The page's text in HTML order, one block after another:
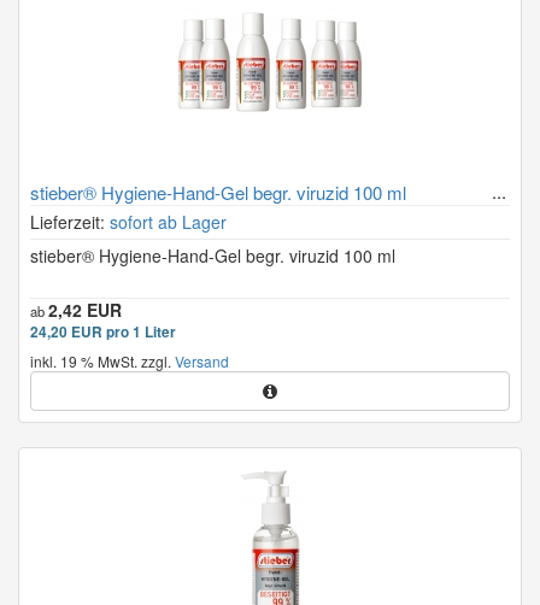
stieber® Hygiene-Hand-Gel begr. viruzid 100 ml
Lieferzeit: sofort ab Lager
stieber® Hygiene-Hand-Gel begr. viruzid 100 ml
ab2,42 EUR
24,20 EUR pro 1 Liter
inkl. 19 % MwSt. zzgl. Versand